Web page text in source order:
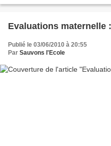
Evaluations maternelle
Publié le 03/06/2010 à 20:55
Par Sauvons l'Ecole